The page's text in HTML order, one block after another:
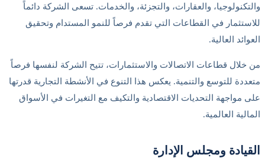
والتكنولوجيا، والعقارات، والتجزئة، والخدمات. تسعى الشركة دائماً
للاستثمار في القطاعات التي تقدم فرصاً للنمو المستدام وتحقيق
العوائد العالية.
من خلال قطاعات الاتصالات والاستثمارات، تتيح الشركة لنفسها فرصاً
متعددة للتوسع والتنمية. يعكس هذا التنوع في الأنشطة التجارية قدرتها
على مواجهة التحديات الاقتصادية والتكيف مع التغيرات في الأسواق
المالية العالمية.
القيادة ومجلس الإدارة